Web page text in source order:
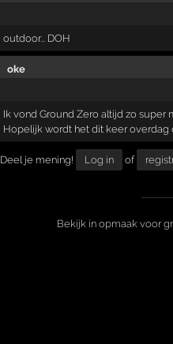
outdoor... DOH
oke
Ik vond Ground Zero altijd zo super
Hopelijk wordt het dit keer overdag
Deel je mening! Log in of
Bekijk in opmaak voor